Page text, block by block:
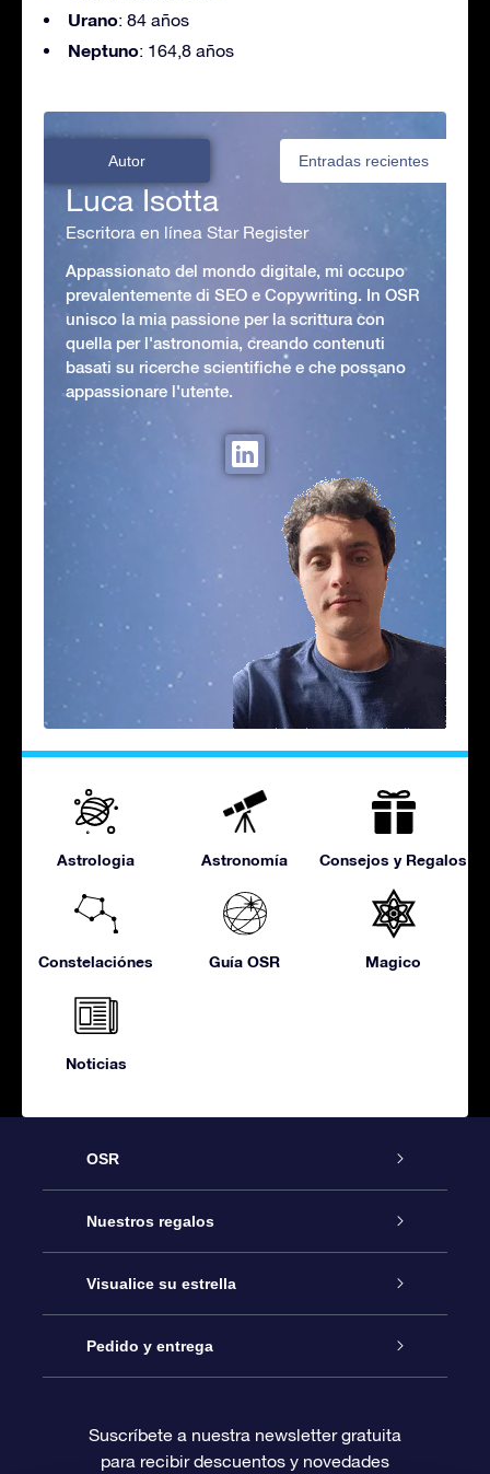
Urano: 84 años
Neptuno: 164,8 años
Autor Entradas recientes
Luca Isotta
Escritora en línea Star Register
Appassionato del mondo digitale, mi occupo
prevalentemente di SEO e Copywriting. In OSR
unisco la mia passione per la scrittura con
quella per l'astronomia, creando contenuti
basati su ricerche scientifiche e che possano
appassionare l'utente.
Astrologia Astronomía Consejos y Regalos
Constelaciónes Guía OSR Magico
Noticias
OSR
Atención
Contáctanos
Blog
Reseñas
Nuestros regalos
Regalo Estrella Online
Paquete de Regalo OSR
Tarjeta de Regalo OSR
Visualice su estrella
Registro estelar
Página de Estrella Personalizada
Pedido y entrega
Información de Pago
Suscríbete a nuestra newsletter gratuita
para recibir descuentos y novedades